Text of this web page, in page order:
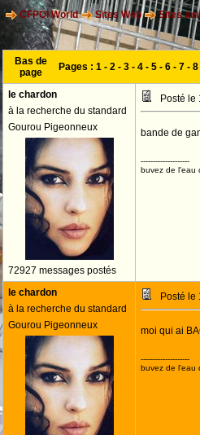
CFPOI World Sites Web Sites
Bas de
page
Pages : 1 - 2 - 3 - 4 - 5 - 6 - 7 - 8
le chardon
à la recherche du standard
Gourou Pigeonneux
72927 messages postés
Posté le
bande de
--------------------
buvez de l'eau
le chardon
à la recherche du standard
Gourou Pigeonneux
Posté le
moi qui ai
--------------------
buvez de l'eau